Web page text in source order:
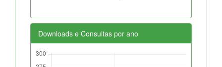
Downloads e Consultas por ano